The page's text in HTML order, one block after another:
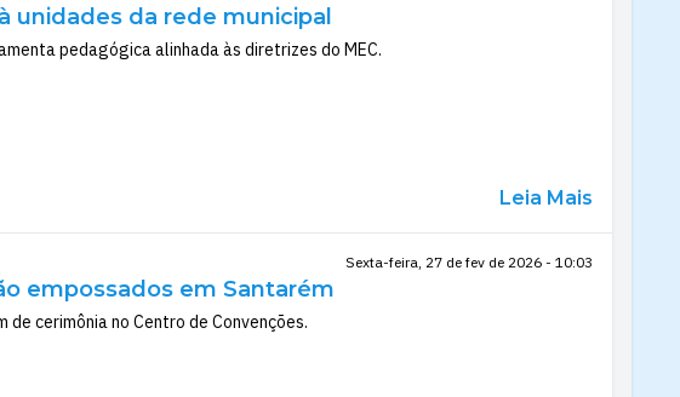
unidades da rede municipal
pedagógica alinhada às diretrizes do MEC.
Leia Mais
Sexta-feira, 27 de fev de 2026 - 10:03
empossados em Santarém
cerimônia no Centro de Convenções.